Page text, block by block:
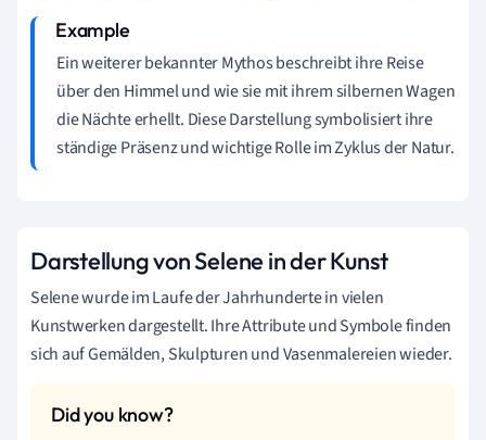
Ein weiterer bekannter Mythos beschreibt ihre Reise
über den Himmel und wie sie mit ihrem silbernen Wagen
die Nächte erhellt. Diese Darstellung symbolisiert ihre
ständige Präsenz und wichtige Rolle im Zyklus der Natur.
Darstellung von Selene in der Kunst
Selene wurde im Laufe der Jahrhunderte in vielen
Kunstwerken dargestellt. Ihre Attribute und Symbole finden
sich auf Gemälden, Skulpturen und Vasenmalereien wieder.